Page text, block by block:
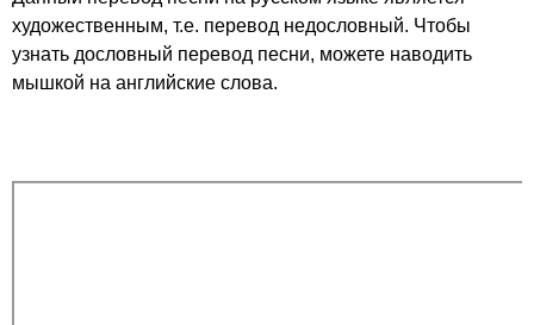
художественным, т.е. перевод недословный. Чтобы
узнать дословный перевод песни, можете наводить
мышкой на английские слова.